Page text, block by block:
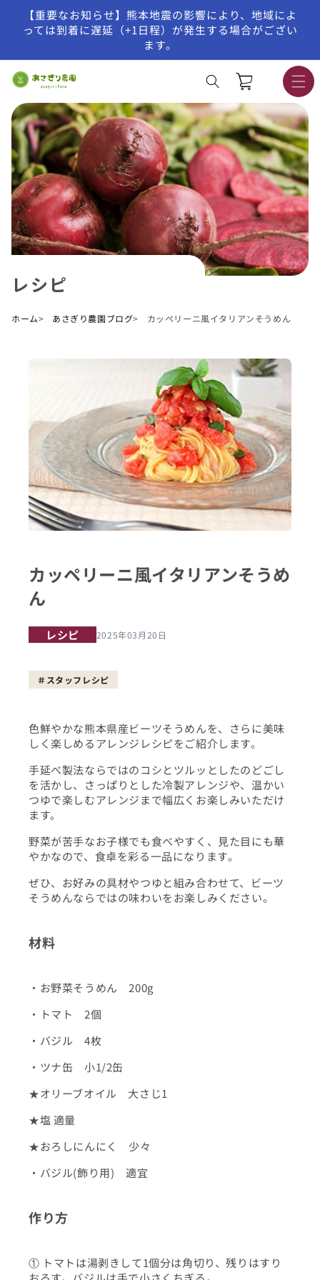
コンテンツに進む
【重要なお知らせ】熊本地震の影響により、地域によ
っては到着に遅延（+1日程）が発生する場合がござい
ます。
ー
ト
レシピ
ホーム あさぎり農園ブログ カッペリーニ風イタリアンそうめん
カッペリーニ風イタリアンそうめ
ん
レシピ 2025年03月20日
スタッフレシピ
色鮮やかな熊本県産ビーツそうめんを、さらに美味
しく楽しめるアレンジレシピをご紹介します。
手延べ製法ならではのコシとツルッとしたのどごし
を活かし、さっぱりとした冷製アレンジや、温かい
つゆで楽しむアレンジまで幅広くお楽しみいただけ
ます。
野菜が苦手なお子様でも食べやすく、見た目にも華
やかなので、食卓を彩る一品になります。
ぜひ、お好みの具材やつゆと組み合わせて、ビーツ
そうめんならではの味わいをお楽しみください。
材料
・お野菜そうめん 200g
・トマト 2個
・バジル 4枚
・ツナ缶 小1/2缶
★オリーブオイル 大さじ1
★塩 適量
★おろしにんにく 少々
・バジル(飾り用) 適宜
作り方
① トマトは湯剥きして1個分は角切り、残りはすり